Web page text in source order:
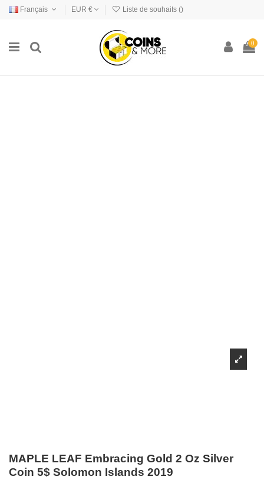
Français EUR € Liste de souhaits ()
0
MAPLE LEAF Embracing Gold 2 Oz Silver
Coin 5$ Solomon Islands 2019